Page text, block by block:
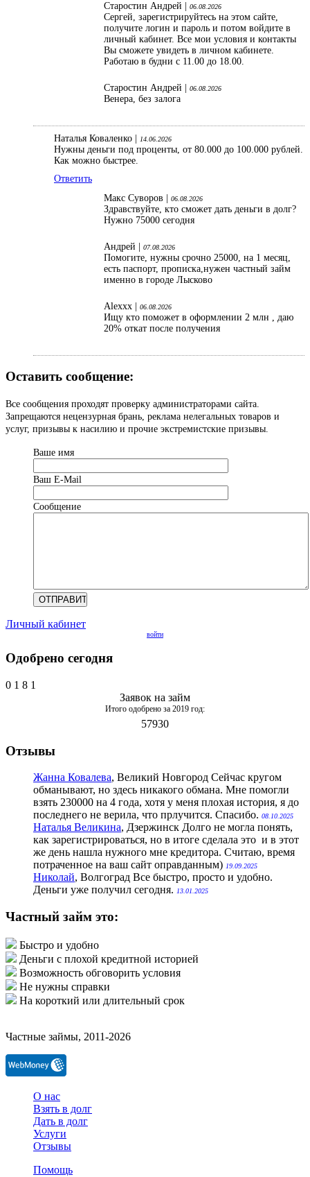
Старостин Андрей | 06.08.2026
Сергей, зарегистрируйтесь на этом сайте,
получите логин и пароль и потом войдите в
личный кабинет. Все мои условия и контакты
Вы сможете увидеть в личном кабинете.
Работаю в будни с 11.00 до 18.00.
Старостин Андрей | 06.08.2026
Венера, без залога
Наталья Коваленко | 14.06.2026
Нужны деньги под проценты, от 80.000 до 100.000 рублей.
Как можно быстрее.
Ответить
Макс Суворов |
06.08.2026
Здравствуйте, кто сможет дать деньги в долг?
Нужно 75000 сегодня
Андрей | 07.08.2026
Помогите, нужны срочно 25000, на 1 месяц,
есть паспорт, прописка,нужен частный займ
именно в городе Лысково
Alexxx | 06.08.2026
Ищу кто поможет в оформлении 2 млн , даю
20% откат после получения
Оставить сообщение:
Все сообщения проходят проверку администраторами сайта.
Запрещаются нецензурная брань, реклама нелегальных товаров и
услуг, призывы к насилию и прочие экстремистские призывы.
Ваше имя
Ваш Е-Mail
Сообщение
Личный кабинет
войти
Одобрено сегодня
0 1 8 1
Заявок на займ
Итого одобрено за 2019 год:
57930
Отзывы
Жанна Ковалева, Великий Новгород Сейчас кругом
обманывают, но здесь никакого обмана. Мне помогли
взять 230000 на 4 года, хотя у меня плохая история, я до
последнего не верила, что прлучится. Спасибо. 08.10.2025
Наталья Великина, Дзержинск Долго не могла понять,
как зарегистрироваться, но в итоге сделала это и в этот
же день нашла нужного мне кредитора. Считаю, время
потраченное на ваш сайт оправданным) 19.09.2025
Николай, Волгоград Все быстро, просто и удобно.
Деньги уже получил сегодня. 13.01.2025
Частный займ это:
Быстро и удобно
Деньги с плохой кредитной историей
Возможность обговорить условия
Не нужны справки
На короткий или длительный срок
Частные займы, 2011-2026
О нас
Взять в долг
Дать в долг
Услуги
Отзывы
Помощь